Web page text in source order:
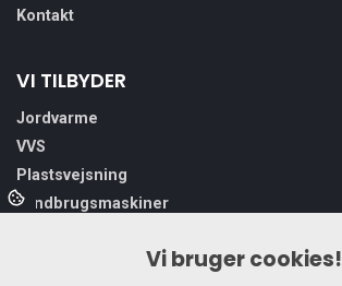
Kontakt
VI TILBYDER
Jordvarme
VVS
Plastsvejsning
Landbrugsmaskiner
Vi bruger cookies!